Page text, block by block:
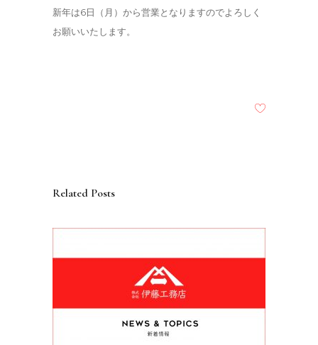
新年は6日（月）から営業となりますのでよろしく
お願いいたします。
Related Posts